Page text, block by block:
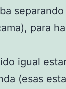
para
igual
(esas